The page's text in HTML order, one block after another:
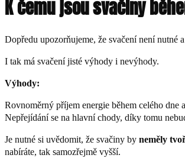
K čemu jsou svačiny
Dopředu upozorňujeme, že svačení není nutné
I tak má svačení jisté výhody i nevýhody.
Výhody:
Rovnoměrný příjem energie během celého
Nepřejídání se na hlavní chody, díky tomu
Je nutné si uvědomit, že svačiny by neměly
nabíráte, tak samozřejmě vyšší.